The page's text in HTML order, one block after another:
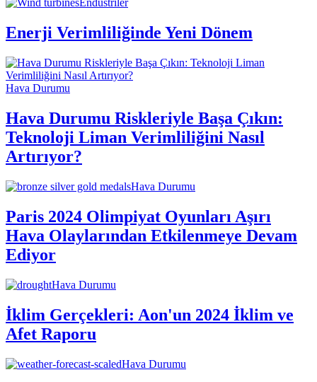
Endüstriler
Enerji Verimliliğinde Yeni Dönem
Hava Durumu
Hava Durumu Riskleriyle Başa Çıkın:
Teknoloji Liman Verimliliğini Nasıl
Artırıyor?
Hava Durumu
Paris 2024 Olimpiyat Oyunları Aşırı
Hava Olaylarından Etkilenmeye Devam
Ediyor
Hava Durumu
İklim Gerçekleri: Aon'un 2024 İklim ve
Afet Raporu
Hava Durumu